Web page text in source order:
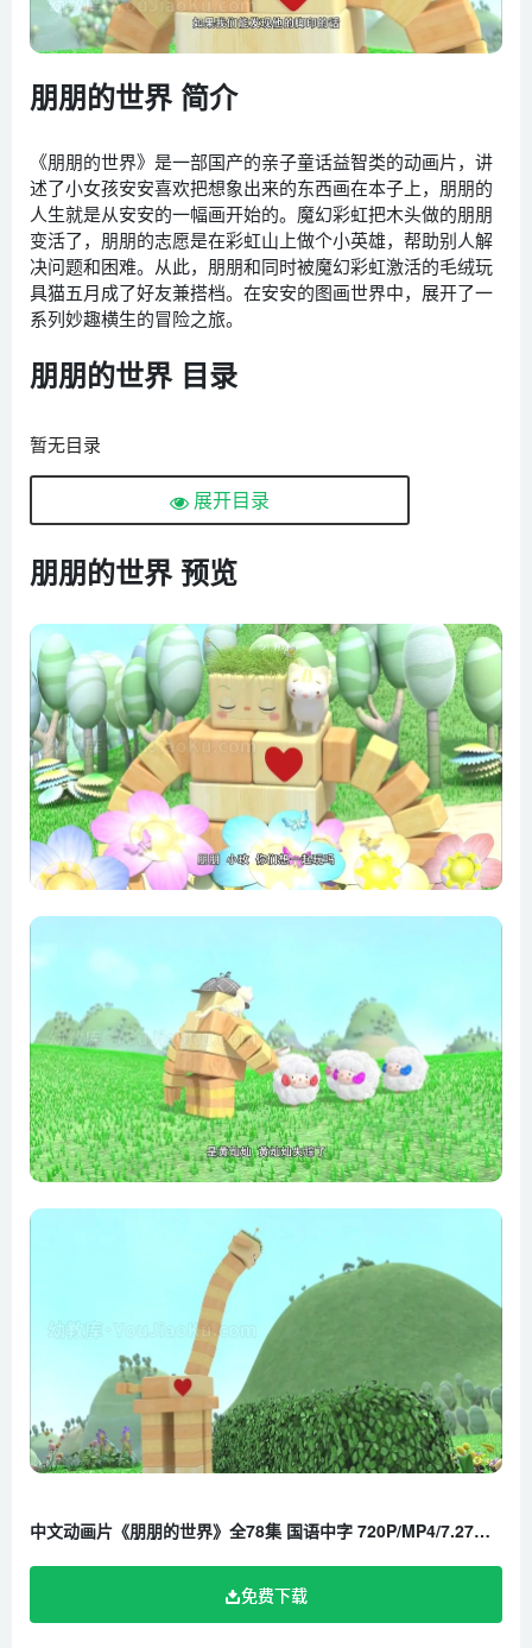
朋朋的世界 简介
《朋朋的世界》是一部国产的亲子童话益智类的动画片，讲
述了小女孩安安喜欢把想象出来的东西画在本子上，朋朋的
人生就是从安安的一幅画开始的。魔幻彩虹把木头做的朋朋
变活了，朋朋的志愿是在彩虹山上做个小英雄，帮助别人解
决问题和困难。从此，朋朋和同时被魔幻彩虹激活的毛绒玩
具猫五月成了好友兼搭档。在安安的图画世界中，展开了一
系列妙趣横生的冒险之旅。
朋朋的世界 目录
暂无目录
展开目录
朋朋的世界 预览
中文动画片《朋朋的世界》全78集 国语中字 720P/MP4/7.27G 百度云网盘下载
免费下载